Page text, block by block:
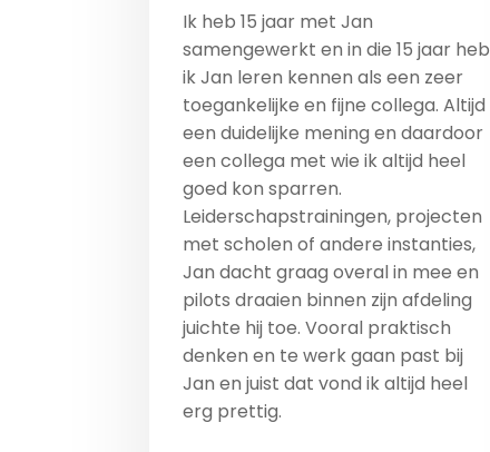
Ik heb 15 jaar met Jan
samengewerkt en in die 15 jaar heb
ik Jan leren kennen als een zeer
toegankelijke en fijne collega. Altijd
een duidelijke mening en daardoor
een collega met wie ik altijd heel
goed kon sparren.
Leiderschapstrainingen, projecten
met scholen of andere instanties,
Jan dacht graag overal in mee en
pilots draaien binnen zijn afdeling
juichte hij toe. Vooral praktisch
denken en te werk gaan past bij
Jan en juist dat vond ik altijd heel
erg prettig.